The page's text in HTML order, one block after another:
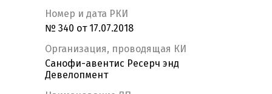
Номер и дата РКИ
№ 340 от 17.07.2018
Организация, проводящая КИ
Санофи-авентис Ресерч энд
Девелопмент